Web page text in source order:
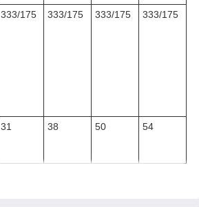
333/175 333/175 333/175 333/175
31 38 50 54